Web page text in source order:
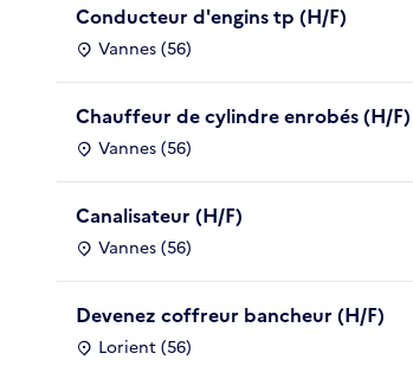
Conducteur d'engins tp (H/F)
Vannes (56)
Chauffeur de cylindre enrobés (H/F)
Vannes (56)
Canalisateur (H/F)
Vannes (56)
Devenez coffreur bancheur (H/F)
Lorient (56)